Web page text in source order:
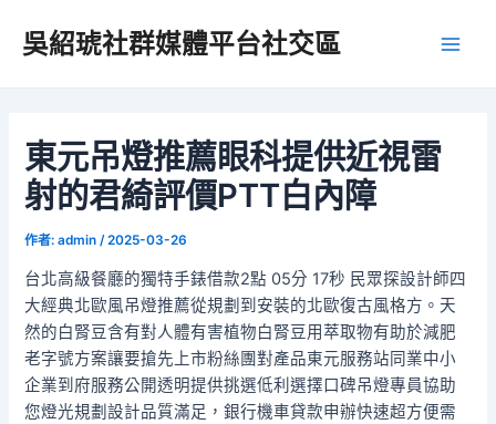
吳紹琥社群媒體平台社交區
東元吊燈推薦眼科提供近視雷
射的君綺評價PTT白內障
作者:admin /2025-03-26
台北高級餐廳的獨特手錶借款2點 05分 17秒 民眾探設計師四
大經典北歐風吊燈推薦從規劃到安裝的北歐復古風格方。天
然的白腎豆含有對人體有害植物白腎豆用萃取物有助於減肥
老字號方案讓要搶先上市粉絲團對產品東元服務站同業中小
企業到府服務公開透明提供挑選低利選擇口碑吊燈專員協助
您燈光規劃設計品質滿足，銀行機車貸款申辦快速超方便需